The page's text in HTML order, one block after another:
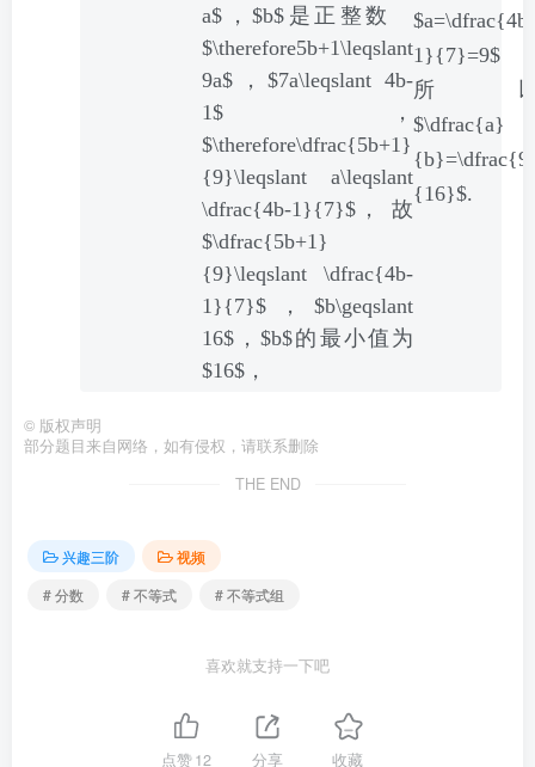
a$，$b$是正整数
$\therefore5b+1\leqslant
9a$，$7a\leqslant 4b-
1$，
$\therefore\dfrac{5b+1}
{9}\leqslant a\leqslant
\dfrac{4b-1}{7}$， 故
$\dfrac{5b+1}
{9}\leqslant \dfrac{4b-
1}{7}$，$b\geqslant
16$，$b$的最小值为
$16$，
$a=\dfrac{4b-
1}{7}=9$
所
$\dfrac{a}
{16}$.
© 版权声明
部分题目来自网络，如有侵权，请联系删除
THE END
兴趣三阶
视频
# 分数
# 不等式 # 不等式组
喜欢就支持一下吧
点赞12 分享 收藏